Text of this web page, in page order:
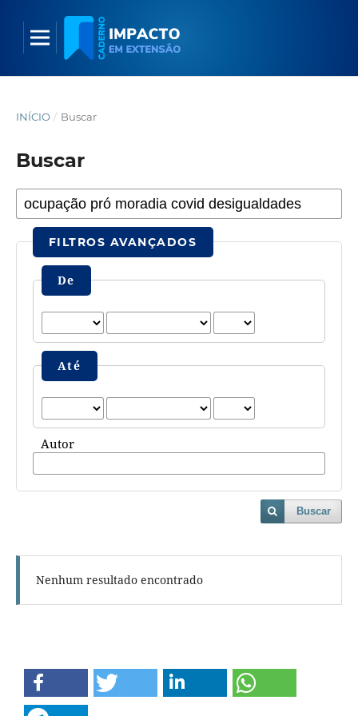
INÍCIO / Buscar
Buscar
FILTROS AVANÇADOS
De
Até
Autor
Buscar
Nenhum resultado encontrado